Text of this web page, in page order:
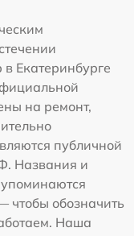
Екатеринбурге
на ремонт,
публичной
Названия и
чтобы обозначить
Наша